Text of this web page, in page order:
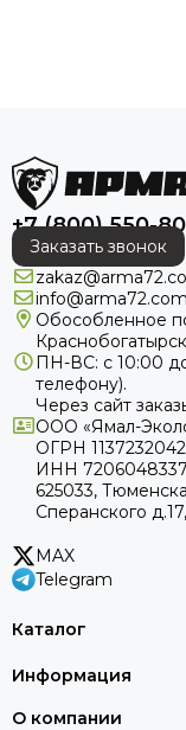
+7 (800) 550-
Заказать звонок
Обособленное
ПН-ВС: с 10:00
телефону).
Через сайт
ООО «Ямал-
ОГРН
ИНН 7206048337
625033,
Сперанского
MAX
Telegram
Каталог
Информация
О компании